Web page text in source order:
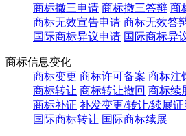
商标撤三申请 商标撤三答辩 商
商标无效宣告申请 商标无效答
国际商标异议申请 国际商标异
商标信息变化
商标变更 商标许可备案 商标注
商标转让 商标转让撤回 商标续
商标补证 补发变更/转让/续展
国际商标转让 国际商标续展